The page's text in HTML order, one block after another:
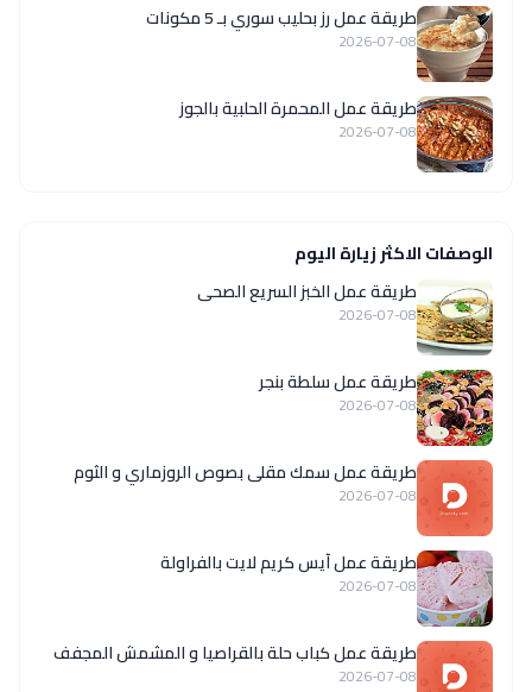
طريقة عمل رز بحليب سوري بـ 5 مكونات
2026-07-08
طريقة عمل المحمرة الحلبية بالجوز
2026-07-08
الوصفات الاكثر زيارة اليوم
طريقة عمل الخبز السريع الصحى
2026-07-08
طريقة عمل سلطة بنجر
2026-07-08
طريقة عمل سمك مقلى بصوص الروزماري و الثوم
2026-07-08
طريقة عمل آيس كريم لايت بالفراولة
2026-07-08
طريقة عمل كباب حلة بالقراصيا و المشمش المجفف
2026-07-08